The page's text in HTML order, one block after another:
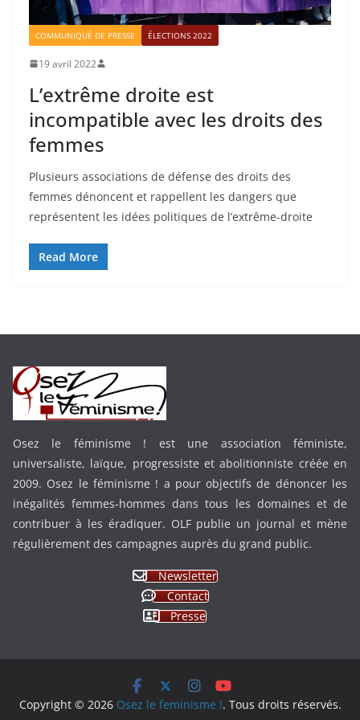
COMMUNIQUÉ DE PRESSE ÉLECTIONS 2022
19 avril 2022
L’extrême droite est
incompatible avec les droits des
femmes
Plusieurs associations de défense des droits des
femmes dénoncent et rappellent les dangers que
représentent les idées politiques de l’extrême-droite
Read More
Osez le féminisme ! est une association féministe,
universaliste, laïque, progressiste et abolitionniste créée en
2009. Osez le féminisme ! a pour objectifs de dénoncer les
inégalités femmes-hommes dans tous les domaines et de
contribuer à les éradiquer. OLF publie un journal et mène
régulièrement des campagnes auprès du grand public.
Newsletter
Contact
Presse
Copyright © 2026 Osez le feminisme !. Tous droits réservés.